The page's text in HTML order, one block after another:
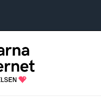
internet
folkets